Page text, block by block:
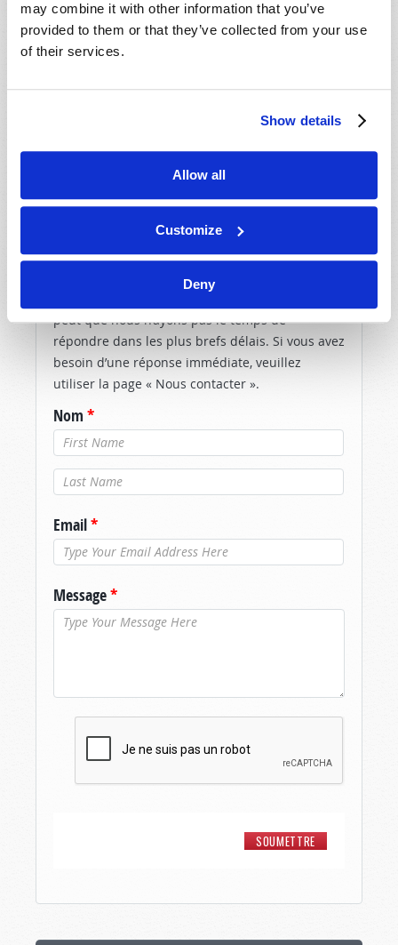
may combine it with other information that you’ve
provided to them or that they’ve collected from your use
of their services.
Show details
Allow all
Customize
Deny
LE MIRACLE DE L’ADN
DITES-NOUS CE QUE VOUS PENSEZ !
peut que nous n’ayons pas le temps de
répondre dans les plus brefs délais. Si vous avez
besoin d’une réponse immédiate, veuillez
utiliser la page « Nous contacter ».
Nom *
Nom de
famille*
Email*
Message*